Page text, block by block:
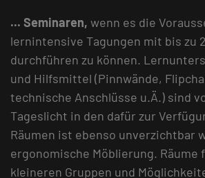
... Seminaren, wenn es die
lernintensive Tagungen mit bis zu
durchführen zu können.
und Hilfsmittel (Pinnwände,
technische Anschlüsse u.Ä.) sind
Tageslicht in den dafür zur
Räumen ist ebenso unverzichtbar
ergonomische Möblierung. Räume
kleineren Gruppen und